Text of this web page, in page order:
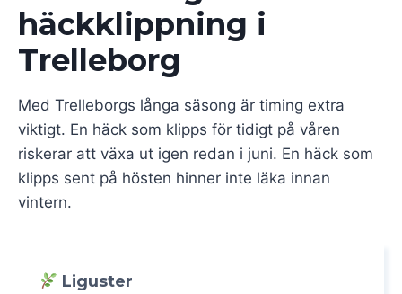
häckklippning i
Trelleborg
Med Trelleborgs långa säsong är timing extra
viktigt. En häck som klipps för tidigt på våren
riskerar att växa ut igen redan i juni. En häck som
klipps sent på hösten hinner inte läka innan
vintern.
Liguster